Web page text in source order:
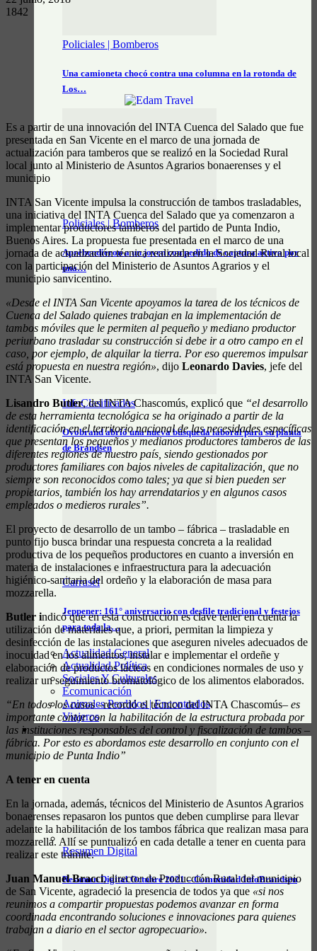
Policiales | Bomberos
Una camioneta chocó contra una columna en la rotonda de
Los…
Policiales | Bomberos
Aprehendieron a un joven con pedido de captura activo por
una…
InfoClasificados
Ovobrand abrió una nueva búsqueda laboral para su planta
de Brandsen
Carrusel
Jeppener: 161° aniversario con desfile tradicional y festejos
para toda la…
Actualidad General
Actualidad Política
Sociales Y Culturales
Ecomunicación
Animales Perdidos | Encontrados
Viajeros
RESUMEN DIGITAL
Resumen Digital
Resumen Digital Octubre 2021 – Comunidad InfoBrandsen
1842
Es a partir de una innovación del INTA Cuenca del Salado que fue
presentada en San Vicente en el marco de una jornada de
actualización para tamberos que se realizó en la Sociedad Rural
local junto al Ministerio de Asuntos Agrarios bonaerenses y el
municipio
INTA San Vicente impulsa la construcción de tambos trasladables,
una iniciativa del INTA Cuenca del Salado que ya comenzaron a
implementar productores tamberos del partido de Punta Indio,
Buenos Aires. La propuesta fue presentada en el marco de una
jornada de actualización técnica realizada en la Sociedad Rural local
con la participación del Ministerio de Asuntos Agrarios y el
municipio sanvicentino.
«Desde el INTA San Vicente apoyamos la tarea de los técnicos de
Cuenca del Salado quienes trabajan en la implementación de
tambos móviles que le permiten al pequeño y mediano productor
periurbano trasladar su construcción si debe ir a otro campo en el
caso, por ejemplo, de alquilar la tierra. Por eso queremos impulsar
está propuesta en nuestra región», dijo Leonardo Davies, jefe del
INTA San Vicente.
Lisandro Butler, del INTA Chascomús, explicó que “el desarrollo
de esta herramienta tecnológica se ha originado a partir de la
identificación en el territorio nacional de las necesidades específicas
que presentan los pequeños y medianos productores tamberos de las
diferentes regiones de nuestro país, siendo gestionados por
productores familiares con bajos niveles de capitalización, que no
siempre son reconocidos como tales; ya que si bien pueden ser
propietarios, también los hay arrendatarios y en algunos casos
empleados o medieros rurales”.
El proyecto de desarrollo de un tambo – fábrica – trasladable en
punto fijo busca brindar una respuesta concreta a la realidad
productiva de los pequeños productores en cuanto a inversión en
materia de instalaciones e infraestructura para la adecuación
higiénico-sanitaria del ordeño y la elaboración de masa para
mozzarella.
Butler indicó que en esta construcción es clave tener en cuenta la
utilización de materiales que, a priori, permitan la limpieza y
desinfección de las instalaciones que aseguren niveles adecuados de
inocuidad en los alimentos; instalar e implementar el ordeñe y
elaboración de productos lácteos en condiciones normales de uso y
realizar un seguimiento bromatológico de los alimentos elaborados.
“En todos los casos–recordó el técnico del INTA Chascomús– es
importante contar con la habilitación de la estructura probada por
las instituciones responsables del control y fiscalización de tambos –
fábrica. Por esto es abordamos este desarrollo en conjunto con el
municipio de Punta Indio”
A tener en cuenta
En la jornada, además, técnicos del Ministerio de Asuntos Agrarios
bonaerenses repasaron los puntos que deben cumplirse para llevar
adelante la habilitación de los tambos fábrica que realizan masa para
mozzarella. Allí se puntualizó en cada detalle a tener en cuenta para
realizar este trámite.
Juan Manuel Bracci, director de Producción Rural del municipio
de San Vicente, agradeció la presencia de todos ya que «si nos
reunimos a compartir propuestas podemos avanzar en forma
coordinada encontrando soluciones e innovaciones para quienes
trabajan a diario en el sector agropecuario».